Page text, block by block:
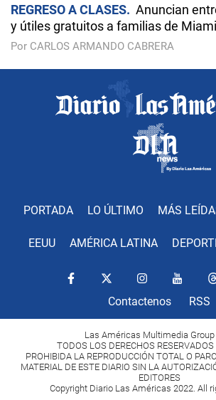
REGRESO A CLASES
Anuncian
y útiles gratuitos a familias de Miami
Por CARLOS ARMANDO CABRERA
PORTADA LO ÚLTIMO MÁS
EEUU AMÉRICA LATINA
Contactenos RSS
Las Américas Multimedia Group
TODOS LOS DERECHOS
PROHIBIDA LA REPRODUCCIÓN TOTAL O
MATERIAL DE ESTE DIARIO SIN LA
EDITORES
Copyright Diario Las Américas 2022. All